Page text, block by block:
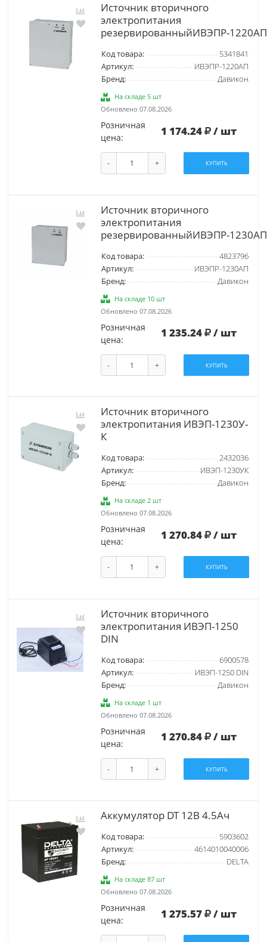
Источник вторичного
электропитания
резервированныйИВЭПР-1220АП
Код товара:
5341841
Артикул:
ИВЭПР-1220АП
Бренд:
Давикон
На складе 5 шт
Обновлено 07.08.2026
Розничная
цена:
1 174.24 / шт
- + КУПИТЬ
Источник вторичного
электропитания
резервированныйИВЭПР-1230АП
Код товара:
4823796
Артикул:
ИВЭПР-1230АП
Бренд:
Давикон
На складе 10 шт
Обновлено 07.08.2026
Розничная
цена:
1 235.24 / шт
- + КУПИТЬ
Источник вторичного
электропитания ИВЭП-1230У-
К
Код товара:
2432036
Артикул:
ИВЭП-1230УК
Бренд:
Давикон
На складе 2 шт
Обновлено 07.08.2026
Розничная
цена:
1 270.84 / шт
- + КУПИТЬ
Источник вторичного
электропитания ИВЭП-1250
DIN
Код товара:
6900578
Артикул:
ИВЭП-1250 DIN
Бренд:
Давикон
На складе 1 шт
Обновлено 07.08.2026
Розничная
цена:
1 270.84 / шт
- + КУПИТЬ
Аккумулятор DT 12В 4.5Ач
Код товара:
5903602
Артикул:
4614010040006
Бренд:
DELTA
На складе 87 шт
Обновлено 07.08.2026
Розничная
цена:
1 275.57 / шт